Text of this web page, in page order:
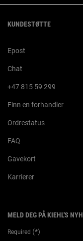
KUNDESTØTTE
Epost
Chat
+47 815 59 299
Finn en forhandler
Ordrestatus
FAQ
Gavekort
Karrierer
MELD DEG PÅ KIEHL'S
Required (*)